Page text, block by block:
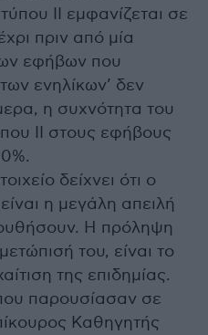
ΙΙ εμφανίζεται σε
πριν από μία
εφήβων που
ενηλίκων’ δεν
η συχνότητα του
ΙΙ στους εφήβους
δείχνει ότι ο
η μεγάλη απειλή
Η πρόληψη
του, είναι το
της επιδημίας.
παρουσίασαν σε
Καθηγητής